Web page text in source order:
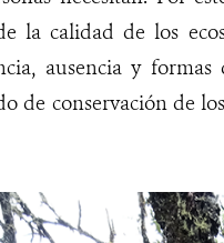
la calidad de los
ausencia y
de conservación de